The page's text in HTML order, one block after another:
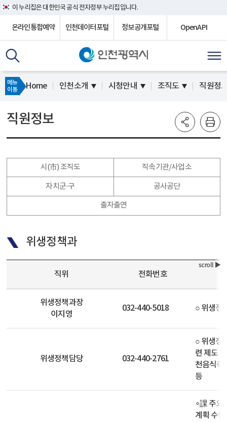
이 누리집은 대한민국 공식 전자정부 누리집입니다.
온라인통합예약 인천데이터포털 정보공개포털 OpenAPI
메뉴
이동
Home 인천소개 시청안내 조직도 직원정
직원정보
시(市) 조직도 직속기관/사업소
자치군·구 공사공단
출자출연
위생정책과
직위 전화번호
위생정책과장
이지영
032-440-5018 ○ 위생정
위생정책담당 032-440-2761
○ 위생정
련 제도
천음식축
등
∘課 주요
계획 수